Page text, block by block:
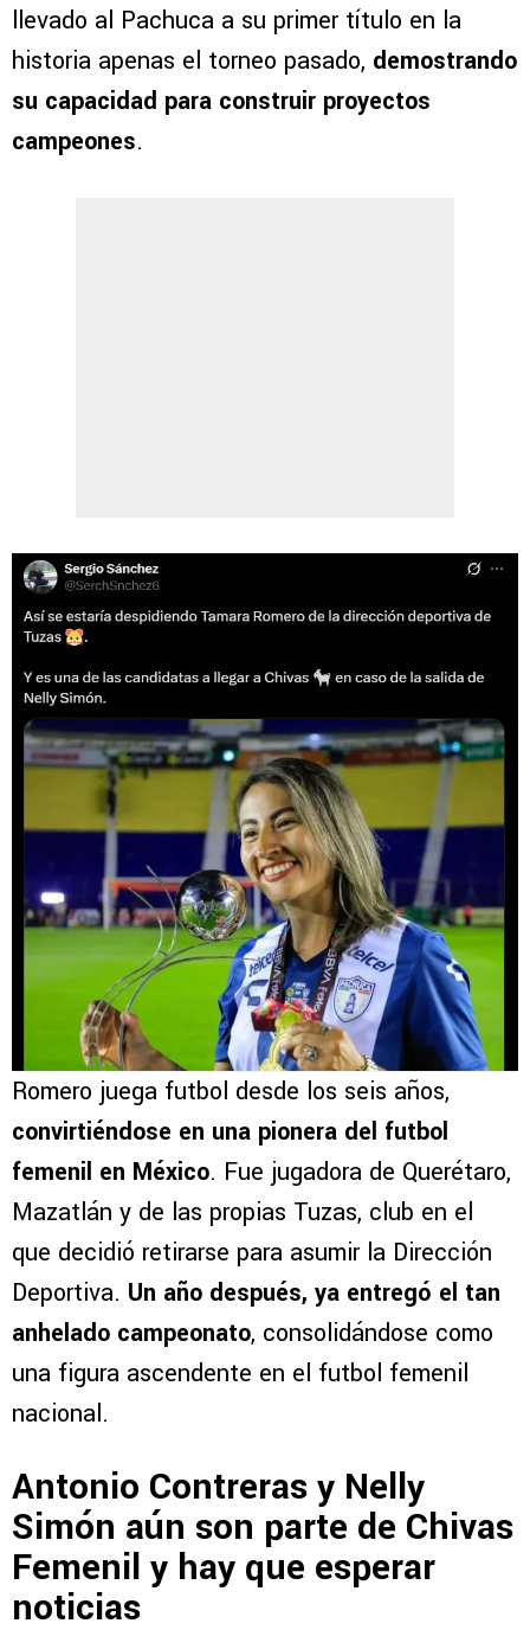
llevado al Pachuca a su primer título en la
historia apenas el torneo pasado, demostrando
su capacidad para construir proyectos
campeones.
Romero juega futbol desde los seis años,
convirtiéndose en una pionera del futbol
femenil en México. Fue jugadora de Querétaro,
Mazatlán y de las propias Tuzas, club en el
que decidió retirarse para asumir la Dirección
Deportiva. Un año después, ya entregó el tan
anhelado campeonato, consolidándose como
una figura ascendente en el futbol femenil
nacional.
Antonio Contreras y Nelly
Simón aún son parte de Chivas
Femenil y hay que esperar
noticias